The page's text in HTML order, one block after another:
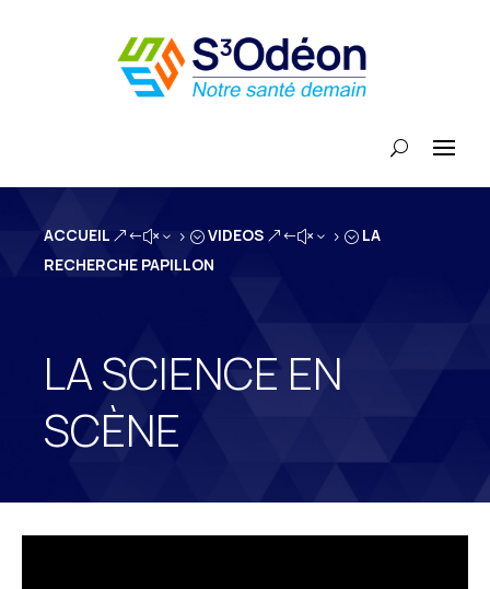
ACCUEIL &#x35; VIDEOS &#x35; LA
RECHERCHE PAPILLON
LA SCIENCE EN
SCÈNE